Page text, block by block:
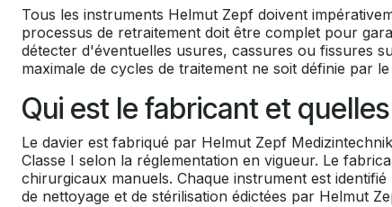
Tous les instruments Helmut Zepf doivent
processus de retraitement doit être complet pour
détecter d'éventuelles usures, cassures ou fissures
maximale de cycles de traitement ne soit définie par
Qui est le fabricant et
Le davier est fabriqué par Helmut Zepf
Classe I selon la réglementation en vigueur. Le
chirurgicaux manuels. Chaque instrument est
de nettoyage et de stérilisation édictées par Helmut